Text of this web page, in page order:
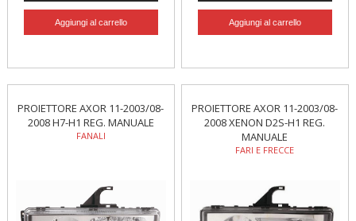
PROIETTORE AXOR 11-2003/08-
2008 H7-H1 REG. MANUALE
FANALI
PROIETTORE AXOR 11-2003/08-
2008 XENON D2S-H1 REG.
MANUALE
FARI E FRECCE